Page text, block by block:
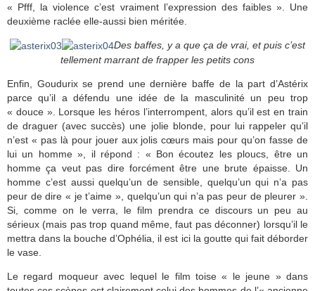
« Pfff, la violence c’est vraiment l’expression des faibles ». Une
deuxième raclée elle-aussi bien méritée.
Des baffes, y a que ça de vrai, et puis c’est
tellement marrant de frapper les petits cons
Enfin, Goudurix se prend une dernière baffe de la part d’Astérix
parce qu’il a défendu une idée de la masculinité un peu trop
« douce ». Lorsque les héros l’interrompent, alors qu’il est en train
de draguer (avec succès) une jolie blonde, pour lui rappeler qu’il
n’est « pas là pour jouer aux jolis cœurs mais pour qu’on fasse de
lui un homme », il répond : « Bon écoutez les ploucs, être un
homme ça veut pas dire forcément être une brute épaisse. Un
homme c’est aussi quelqu’un de sensible, quelqu’un qui n’a pas
peur de dire « je t’aime », quelqu’un qui n’a pas peur de pleurer ».
Si, comme on le verra, le film prendra ce discours un peu au
sérieux (mais pas trop quand même, faut pas déconner) lorsqu’il le
mettra dans la bouche d’Ophélia, il est ici la goutte qui fait déborder
le vase.
Le regard moqueur avec lequel le film toise « le jeune » dans